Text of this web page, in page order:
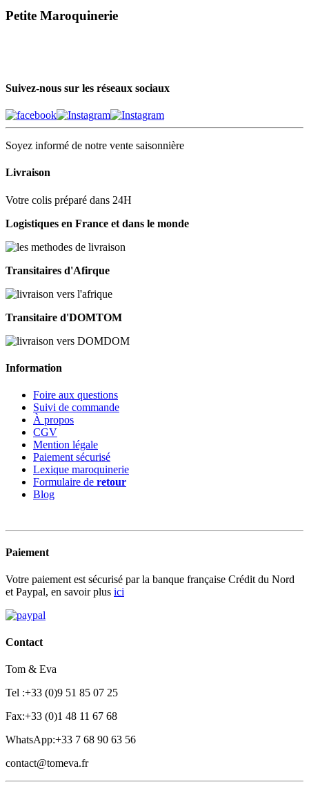
Petite Maroquinerie
Suivez-nous sur les réseaux sociaux
Soyez informé de notre vente saisonnière
Livraison
Votre colis préparé dans 24H
Logistiques en France et dans le monde
Transitaires d'Afirque
Transitaire d'DOMTOM
Information
Foire aux questions
Suivi de commande
À propos
CGV
Mention légale
Paiement sécurisé
Lexique maroquinerie
Formulaire de retour
Blog
Paiement
Votre paiement est sécurisé par la banque française Crédit du Nord
et Paypal, en savoir plus ici
Contact
Tom & Eva
Tel :+33 (0)9 51 85 07 25
Fax:+33 (0)1 48 11 67 68
WhatsApp:+33 7 68 90 63 56
contact@tomeva.fr